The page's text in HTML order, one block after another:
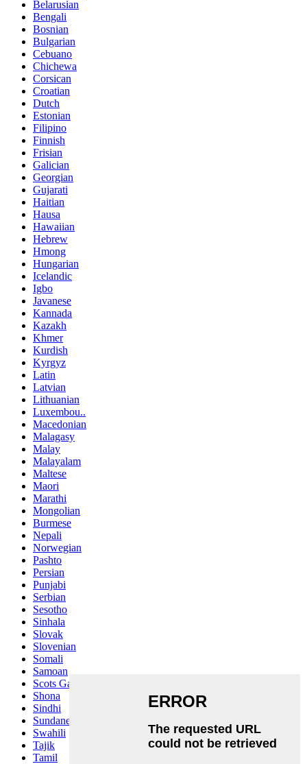
Belarusian
Bengali
Bosnian
Bulgarian
Cebuano
Chichewa
Corsican
Croatian
Dutch
Estonian
Filipino
Finnish
Frisian
Galician
Georgian
Gujarati
Haitian
Hausa
Hawaiian
Hebrew
Hmong
Hungarian
Icelandic
Igbo
Javanese
Kannada
Kazakh
Khmer
Kurdish
Kyrgyz
Latin
Latvian
Lithuanian
Luxembou..
Macedonian
Malagasy
Malay
Malayalam
Maltese
Maori
Marathi
Mongolian
Burmese
Nepali
Norwegian
Pashto
Persian
Punjabi
Serbian
Sesotho
Sinhala
Slovak
Slovenian
Somali
Samoan
Scots Gaelic
Shona
Sindhi
Sundanese
Swahili
Tajik
Tamil